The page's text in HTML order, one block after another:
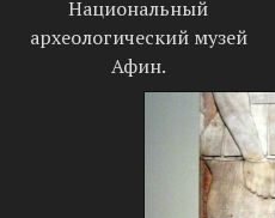
Национальный
археологический музей
Афин.